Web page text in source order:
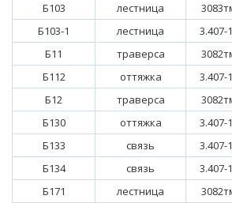
Б103
лестница
Б103-1
лестница 3.407-
Б11
траверса
Б112
оттяжка 3.407-
Б12
траверса
Б130
оттяжка 3.407-
Б133
связь 3.407-
Б134
связь 3.407-
Б171
лестница